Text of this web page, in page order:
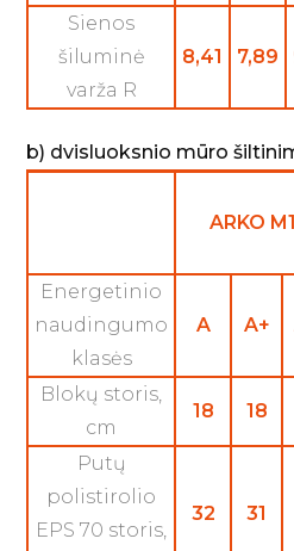
Sienos
šiluminė
varža R
8,41 7,89
b) dvisluoksnio mūro
ARKO
Energetinio
naudingumo
klasės
A A+
Blokų storis,
cm
18 18
Putų
polistirolio
EPS 70 storis,
32 31